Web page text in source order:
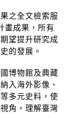
之全文檢索服
畫成果，所有
望提升研究成
的發展。
博物館及典藏
入海外影像、
多元史料，使
角，理解臺灣